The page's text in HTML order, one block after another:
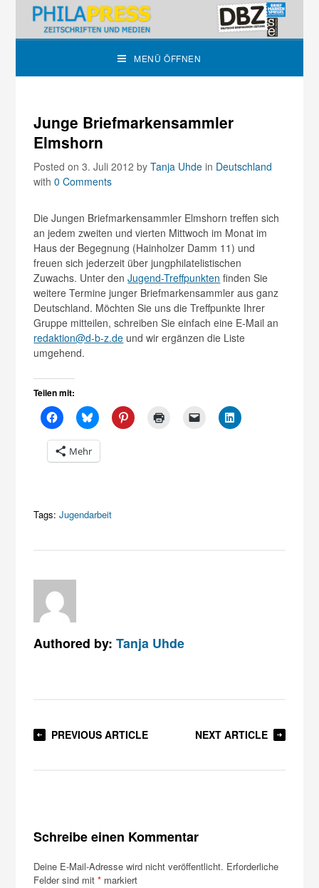
MENÜ ÖFFNEN
Junge Briefmarkensammler
Elmshorn
Posted on 3. Juli 2012byTanja Uhde in Deutschland
with0 Comments
Die Jungen Briefmarkensammler Elmshorn treffen sich
an jedem zweiten und vierten Mittwoch im Monat im
Haus der Begegnung (Hainholzer Damm 11) und
freuen sich jederzeit über jungphilatelistischen
Zuwachs. Unter denJugend-Treffpunkten finden Sie
weitere Termine junger Briefmarkensammler aus ganz
Deutschland. Möchten Sie uns die Treffpunkte Ihrer
Gruppe mitteilen, schreiben Sie einfach eine E-Mail an
redaktion@d-b-z.de und wir ergänzen die Liste
umgehend.
Teilen mit:
Mehr
Tags: Jugendarbeit
Authored by:Tanja Uhde
PREVIOUS ARTICLE NEXT ARTICLE
Schreibe einen Kommentar
Deine E-Mail-Adresse wird nicht veröffentlicht. Erforderliche
Felder sind mit* markiert